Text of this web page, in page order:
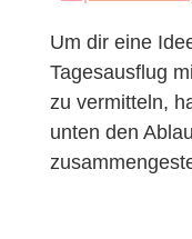
Um dir eine
Tagesausflug
zu vermitteln,
unten den